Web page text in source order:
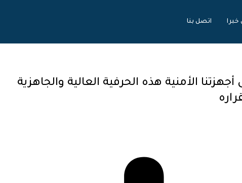
خبرا اتصل بنا
الأمنية هذه الحرفية العالية والجاهزية